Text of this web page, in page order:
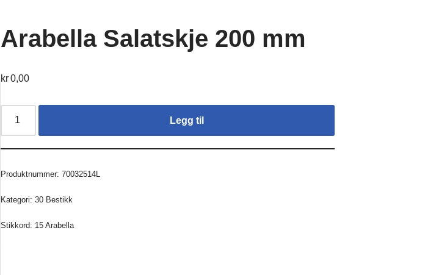
Arabella Salatskje 200 mm
kr0,00
Legg til
Produktnummer:70032514L
Kategori:30 Bestikk
Stikkord: 15 Arabella